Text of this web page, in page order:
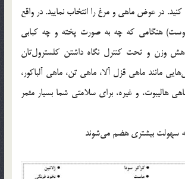
در عوض ماهی و مرغ را انتخاب نمایید. در واقع
هنگامی که چه به صورت پخته و چه کبابی
وزن و تحت کنترل نگاه داشتن کلسترول‌تان
مانند ماهی قزل آلا، ماهی تن، ماهی آلباکور،
هالیبوت، و غیره، برای سلامتی شما بسیار مثمر
سهولت بیشتری هضم می‌شوند